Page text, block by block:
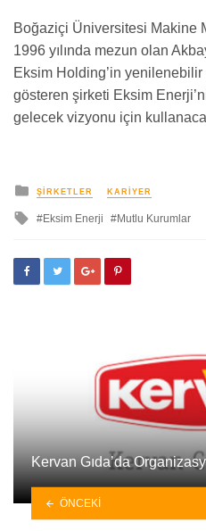
Boğaziçi Üniversitesi Makine
1996 yılında mezun olan
Eksim Holding’in
gösteren şirketi Eksim
gelecek vizyonu için
yayınlanan
ŞIRKETLER KARIYER
ileEksim Enerji Mutlu Kurumlar
Kervan Gıda’da
ÖNCEKI